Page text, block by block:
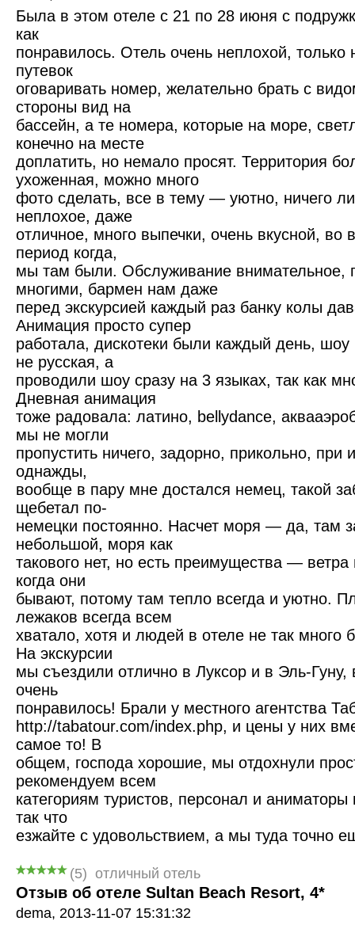
Была в этом отеле с 21 по 28 июня с
как
понравилось. Отель очень неплохой, только
путевок
оговаривать номер, желательно брать с
стороны вид на
бассейн, а те номера, которые на море,
конечно на месте
доплатить, но немало просят. Территория
ухоженная, можно много
фото сделать, все в тему — уютно, ничего
неплохое, даже
отличное, много выпечки, очень вкусной, во
период когда,
мы там были. Обслуживание внимательное,
многими, бармен нам даже
перед экскурсией каждый раз банку колы
Анимация просто супер
работала, дискотеки были каждый день,
не русская, а
проводили шоу сразу на 3 языках, так как
Дневная анимация
тоже радовала: латино, bellydance,
мы не могли
пропустить ничего, задорно, прикольно, при
однажды,
вообще в пару мне достался немец, такой
щебетал по-
немецки постоянно. Насчет моря — да, там
небольшой, моря как
такового нет, но есть преимущества — ветра
когда они
бывают, потому там тепло всегда и уютно.
лежаков всегда всем
хватало, хотя и людей в отеле не так много
На экскурсии
мы съездили отлично в Луксор и в Эль-
очень
понравилось! Брали у местного агентства
http://tabatour.com/index.php, и цены у них
самое то! В
общем, господа хорошие, мы отдохнули
рекомендуем всем
категориям туристов, персонал и
так что
езжайте с удовольствием, а мы туда точно
(5) отличный отель
Отзыв об отеле Sultan Beach Resort, 4*
dema, 2013-11-07 15:31:32